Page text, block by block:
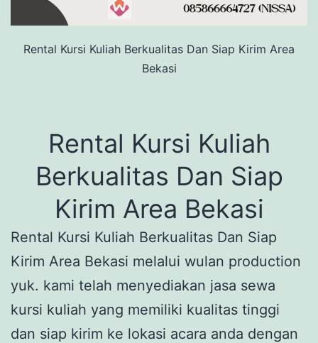
Rental Kursi Kuliah Berkualitas Dan Siap Kirim Area
Bekasi
Rental Kursi Kuliah
Berkualitas Dan Siap
Kirim Area Bekasi
Rental Kursi Kuliah Berkualitas Dan Siap
Kirim Area Bekasi melalui wulan production
yuk. kami telah menyediakan jasa sewa
kursi kuliah yang memiliki kualitas tinggi
dan siap kirim ke lokasi acara anda dengan